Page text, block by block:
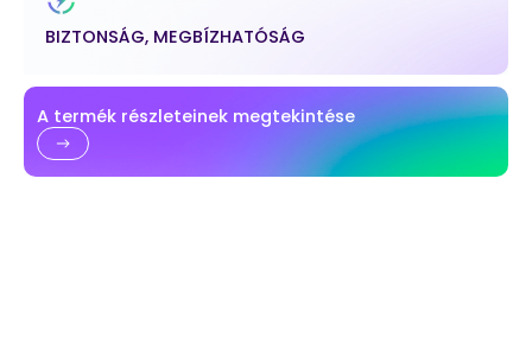
EGYSZERŰ TELEPÍTÉS
A termék részleteinek megtekintése